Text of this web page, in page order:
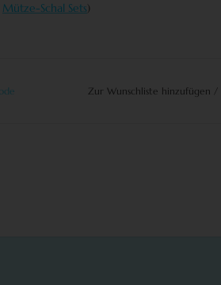
Mütze-Schal Sets)
Zur Wunschliste hinzufügen